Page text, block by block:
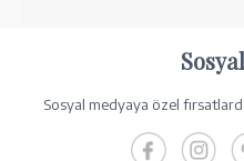
Sosyal medyaya özel